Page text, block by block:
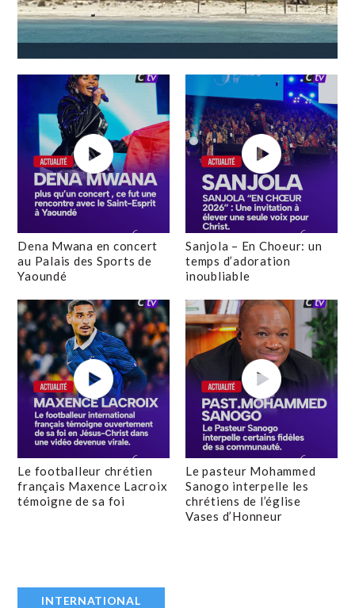
Dena Mwana en concert
au Palais des Sports de
Yaoundé
Sanjola – En Choeur: un
temps d’adoration
inoubliable
Le footballeur chrétien
français Maxence Lacroix
témoigne de sa foi
Le pasteur Mohammed
Sanogo interpelle les
chrétiens de l’église
Vases d’Honneur
INTERNATIONAL